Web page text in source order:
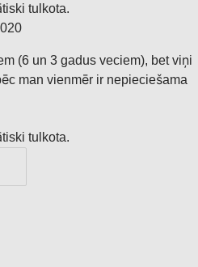
tulkota.
(6 un 3 gadus veciem), bet viņi
man vienmēr ir nepieciešama
tulkota.